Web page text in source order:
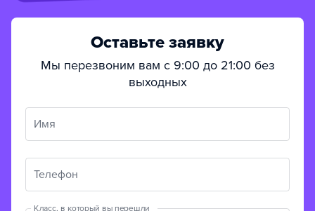
Оставьте заявку
Мы перезвоним вам с 9:00 до 21:00 без
выходных
Имя
Телефон
Класс, в который вы перешли